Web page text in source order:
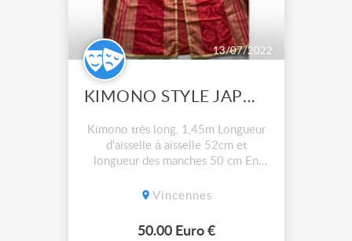
13/07/2022
KIMONO STYLE JAPONAIS
Kimono très long, 1,45m Longueur
d'aisselle à aisselle 52cm et
longueur des manches 50 cm En
Vincennes
50.00 Euro €